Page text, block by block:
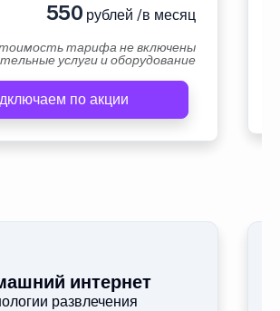
550 рублей /в месяц
тарифа не включены
услуги и оборудование
по акции
интернет
развлечения